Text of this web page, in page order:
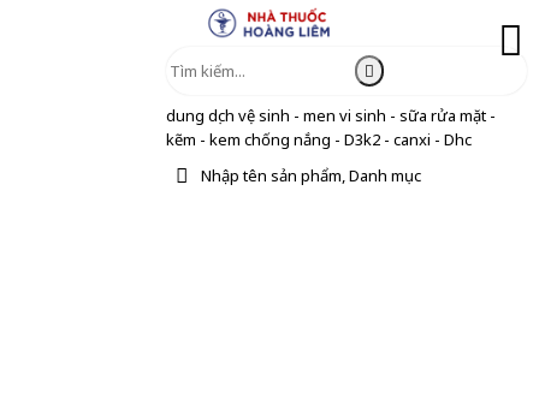
dung dịch vệ sinh - men vi sinh - sữa rửa mặt -
kẽm - kem chống nắng - D3k2 - canxi - Dhc
Nhập tên sản phẩm, Danh mục